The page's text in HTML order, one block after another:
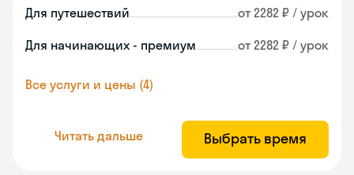
Для путешествий от 2282 ₽ / урок
Для начинающих - премиум от 2282 ₽ / урок
Все услуги и цены (4)
Читать дальше Выбрать время